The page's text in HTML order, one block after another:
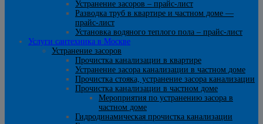
Устранение засоров – прайс-лист
Разводка труб в квартире и частном доме —
прайс-лист
Установка водяного теплого пола – прайс-лист
Услуги сантехника в Москве
Устранение засоров
Прочистка канализации в квартире
Устранение засора канализации в частном доме
Прочистка стояка, устранение засора канализации
Прочистка канализации в частном доме
Мероприятия по устранению засора в
частном доме
Гидродинамическая прочистка канализации